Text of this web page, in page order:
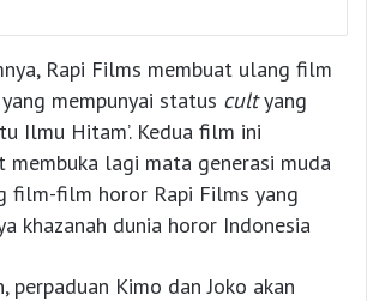
Rapi Films membuat ulang film
yang mempunyai status cultyang
Ilmu Hitam’. Kedua film ini
membuka lagi mata generasi muda
film-film horor Rapi Films yang
khazanah dunia horor Indonesia
perpaduan Kimo dan Joko akan